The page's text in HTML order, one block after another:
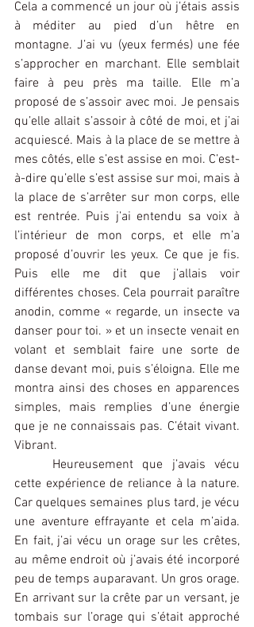
Cela a commencé un jour où j’étais assis
à méditer au pied d’un hêtre en
montagne. J’ai vu (yeux fermés) une fée
s’approcher en marchant. Elle semblait
faire à peu près ma taille. Elle m’a
proposé de s’assoir avec moi. Je pensais
qu’elle allait s’assoir à côté de moi, et j’ai
acquiescé. Mais à la place de se mettre à
mes côtés, elle s’est assise en moi. C’est-
à-dire qu’elle s’est assise sur moi, mais à
la place de s’arrêter sur mon corps, elle
est rentrée. Puis j’ai entendu sa voix à
l’intérieur de mon corps, et elle m’a
proposé d’ouvrir les yeux. Ce que je fis.
Puis elle me dit que j’allais voir
différentes choses. Cela pourrait paraître
anodin, comme « regarde, un insecte va
danser pour toi. » et un insecte venait en
volant et semblait faire une sorte de
danse devant moi, puis s’éloigna. Elle me
montra ainsi des choses en apparences
simples, mais remplies d’une énergie
que je ne connaissais pas. C’était vivant.
Vibrant.
cette expérience de reliance à la nature.
Car quelques semaines plus tard, je vécu
une aventure effrayante et cela m’aida.
En fait, j’ai vécu un orage sur les crêtes,
au même endroit où j’avais été incorporé
peu de temps auparavant. Un gros orage.
En arrivant sur la crête par un versant, je
tombais sur l’orage qui s’était approché